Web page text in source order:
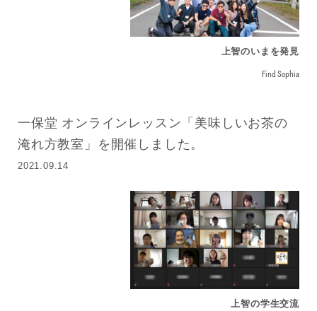
上智のいまを発見
Find Sophia
上智の学生交流
一保堂 オンラインレッスン「美味しいお茶の
淹れ方教室」を開催しました。
2021.09.14